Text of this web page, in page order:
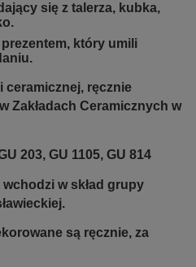
się z talerza, kubka,
który umili
ceramicznej, ręcznie
Zakładach Ceramicznych w
203, GU 1105, GU 814
w skład grupy
są ręcznie, za